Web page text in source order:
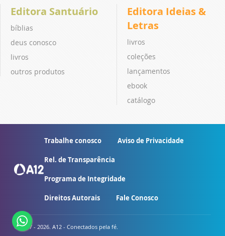
Editora Santuário
bíblias
deus conosco
livros
outros produtos
Editora Ideias &
Letras
livros
coleções
lançamentos
ebook
catálogo
Trabalhe conosco Aviso de Privacidade
Rel. de Transparência
Programa de Integridade
Direitos Autorais Fale Conosco
© 2007 - 2026. A12 - Conectados pela fé.